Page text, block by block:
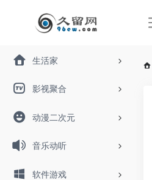
生活家
影视聚合
动漫二次元
音乐动听
软件游戏